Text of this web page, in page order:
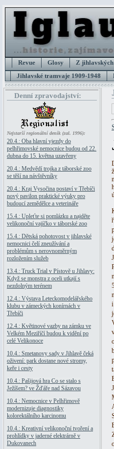
Revue Glosy Z
Jihlavské tramvaje 1909-1948
Denní zpravodajství:
Nejstarší regionální deník (zal. 1996):
20.4.: Oba hlavní vjezdy do
pelhřimovské nemocnice budou od 22.
dubna do 15. května uzavřeny
20.4.: Medvědí trojka z táborské zoo
se těší na návštěvníky
20.4.: Kraj Vysočina postaví v Třebíči
nový pavilon praktické výuky pro
budoucí zemědělce a veterináře
15.4.: Upleťte si pomlázku a najděte
velikonoční vajíčko v táborské zoo
15.4.: Dětská pohotovost v jihlavské
nemocnici čelí zneužívání a
problémům s nerovnoměrným
rozložením služeb
13.4.: Truck Trial v Pístově u Jihlavy:
Když se monstra z oceli utkají s
nezdolným terénem
12.4.: Výstava Leteckomodelářského
klubu v zámeckých konírnách v
Třebíči
12.4.: Květinové vazby na zámku ve
Velkém Meziříčí budou k vidění po
celé Velikonoce
10.4.: Smetanovy sady v Jihlavě čeká
oživení: park dostane nové stromy,
keře i cesty
10.4.: Pašijová hra Co se stalo s
Ježíšem? ve Žďáře nad Sázavou
10.4.: Nemocnice v Pelhřimově
modernizuje diagnostiky
kolorektálního karcinomu
10.4.: Kreativní velikonoční tvoření a
prohlídky v jaderné elektrárně v
Dukovanech